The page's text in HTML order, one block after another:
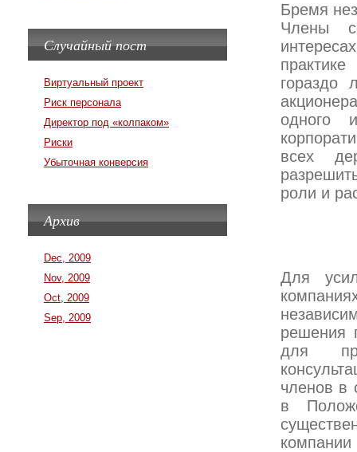
Бремя
Члены
гораздо
одного
всех
роли и
Для
решения
для
членов в
в
компании
Случайный пост
Виртуальный проект
Риск персонала
Директор под «колпаком»
Риски
Убыточная конверсия
Архив
Dec, 2009
Nov, 2009
Oct, 2009
Sep, 2009